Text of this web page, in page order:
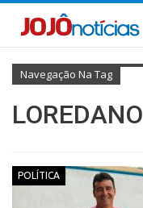
Navegação Na Tag
LOREDANO
POLÍTICA